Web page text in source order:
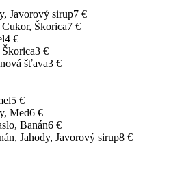
Javorový sirup7 €
Škorica7 €
4 €
3 €
šťava3 €
5 €
Med6 €
Banán6 €
Jahody, Javorový sirup8 €